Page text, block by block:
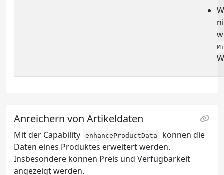
Anreichern von Artikeldaten
Mit der Capability enhanceProductData
können die
Daten eines Produktes erweitert werden.
Insbesondere können Preis und Verfügbarkeit
angezeigt werden.